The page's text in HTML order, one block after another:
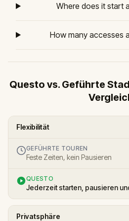
Where does it start
How many accesses
Questo vs. Geführte
Flexibilität
GEFÜHRTE TOUREN
Feste Zeiten, kein Pausieren
QUESTO
Jederzeit starten, pausieren
Privatsphäre